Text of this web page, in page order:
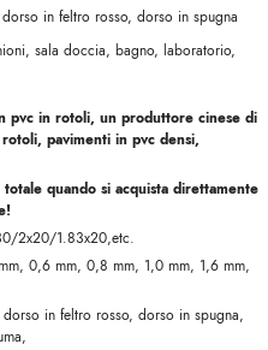
in feltro rosso, dorso in spugna
sala doccia, bagno, laboratorio,
pvc in rotoli, un produttore cinese di
pavimenti in pvc densi,
quando si acquista direttamente
2x20/1.83x20,etc.
0,6 mm, 0,8 mm, 1,0 mm, 1,6 mm,
in feltro rosso, dorso in spugna,